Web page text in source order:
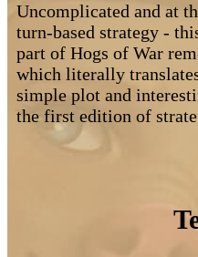
Uncomplicated and at
turn-based strategy -
part of Hogs of War
which literally
simple plot and
the first edition of